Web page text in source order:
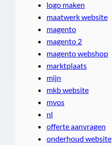
logo maken
maatwerk website
magento
magento 2
magento webshop
marktplaats
mijn
mkb website
mvos
nl
offerte aanvragen
onderhoud website